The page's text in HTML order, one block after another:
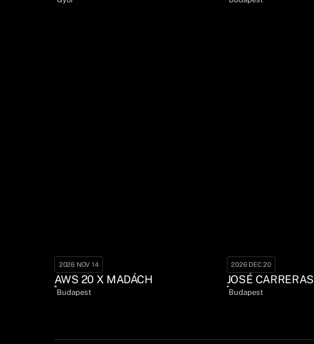
2026 NOV 14
AWS 20 X MADÁCH
Budapest
2026 DEC 20
JOSÉ CARRERAS
Budapest